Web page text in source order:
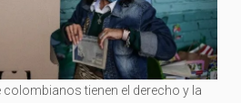
tienen el derecho y la